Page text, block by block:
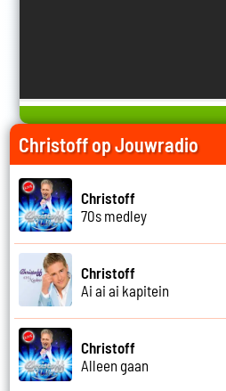
Christoff op Jouwradio
Christoff
70s medley
Christoff
Ai ai ai kapitein
Christoff
Alleen gaan